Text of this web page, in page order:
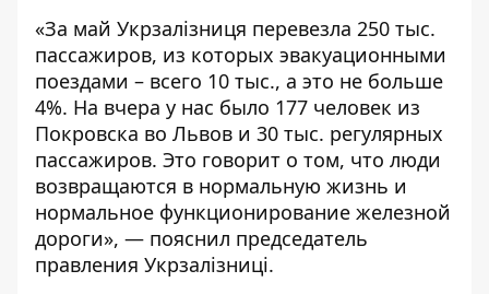
«За май Укрзалізниця перевезла 250 тыс.
пассажиров, из которых эвакуационными
поездами – всего 10 тыс., а это не больше
4%. На вчера у нас было 177 человек из
Покровска во Львов и 30 тыс. регулярных
пассажиров. Это говорит о том, что люди
возвращаются в нормальную жизнь и
нормальное функционирование железной
дороги», — пояснил председатель
правления Укрзалізниці.